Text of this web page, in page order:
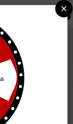
0